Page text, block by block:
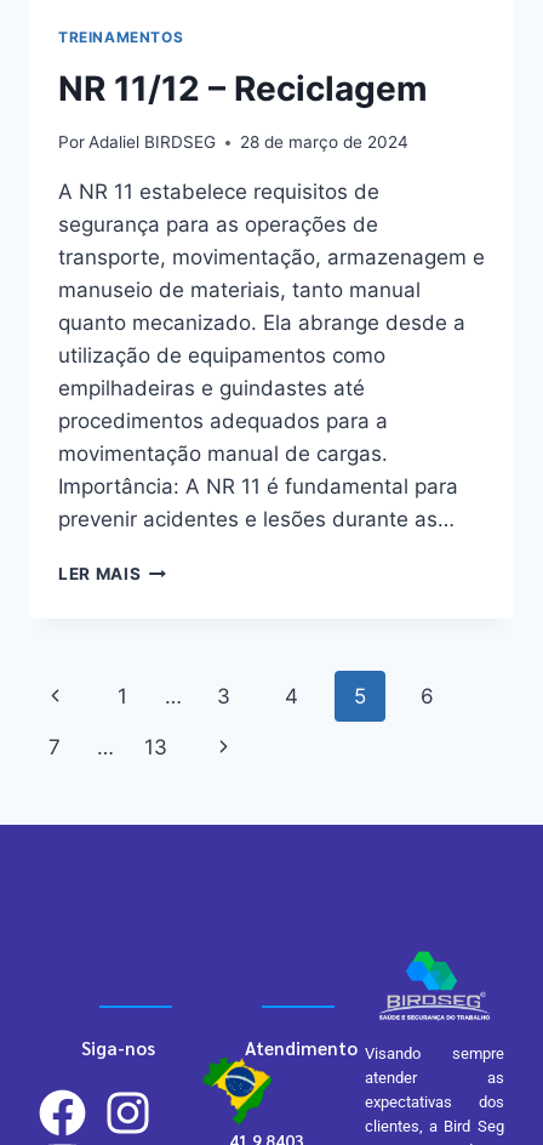
TREINAMENTOS
NR 11/12 – Reciclagem
PorAdaliel BIRDSEG 28 de março de 2024
A NR 11 estabelece requisitos de
segurança para as operações de
transporte, movimentação, armazenagem e
manuseio de materiais, tanto manual
quanto mecanizado. Ela abrange desde a
utilização de equipamentos como
empilhadeiras e guindastes até
procedimentos adequados para a
movimentação manual de cargas.
Importância: A NR 11 é fundamental para
prevenir acidentes e lesões durante as…
LER MAIS
1 … 3 4 5 6
7 … 13
Visando sempre
atender as
expectativas dos
clientes, a Bird Seg
Atendimento
41 9 8403
Siga-nos